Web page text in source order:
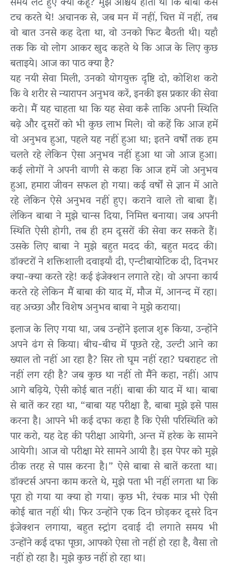
टच करते थे! अचानक से, जब मन में नहीं, चित्त में नहीं, तब
वो बात उनसे कह देता था, वो उनको फिट बैठती थी। यहाँ
तक कि वो लोग आकर खुद कहते थे कि आज के लिए कुछ
बताइये। आज का पाठ क्या है?
यह नयी सेवा मिली, उनको योगयुक्त दृष्टि दो, कोशिश करो
कि वे शरीर से न्यारापन अनुभव करें, इनकी इस प्रकार की सेवा
करो। मैं यह चाहता था कि यह सेवा करूँ ताकि अपनी स्थिति
बढ़े और दूसरों को भी कुछ लाभ मिले। वो कहें कि आज हमें
वो अनुभव हुआ, पहले यह नहीं हुआ था; इतने वर्षों तक हम
चलते रहे लेकिन ऐसा अनुभव नहीं हुआ था जो आज हुआ।
कई लोगों ने अपनी वाणी से कहा कि आज हमें जो अनुभव
हुआ, हमारा जीवन सफल हो गया। कई वर्षों से ज्ञान में आते
रहे लेकिन ऐसे अनुभव नहीं हुए। कराने वाले तो बाबा हैं।
लेकिन बाबा ने मुझे चान्स दिया, निमित्त बनाया। जब अपनी
स्थिति ऐसी होगी, तब ही हम दूसरों की सेवा कर सकते हैं।
उसके लिए बाबा ने मुझे बहुत मदद की, बहुत मदद की।
डॉक्टरों ने शक्तिशाली दवाइयाँ दी, एन्टीबायोटिक दी, दिनभर
क्या-क्या करते रहे! कई इंजेक्शन लगाते रहे। वो अपना कार्य
करते रहे लेकिन मैं बाबा की याद में, मौज में, आनन्द में रहा।
वह अच्छा और विशेष अनुभव बाबा ने मुझे कराया।
इलाज के लिए गया था, जब उन्होंने इलाज शुरू किया, उन्होंने
अपने ढंग से किया। बीच-बीच में पूछते रहे, उल्टी आने का
ख्याल तो नहीं आ रहा है? सिर तो घूम नहीं रहा? घबराहट तो
नहीं लग रही है? जब कुछ था नहीं तो मैंने कहा, नहीं। आप
आगे बढ़िये, ऐसी कोई बात नहीं। बाबा की याद में था। बाबा
से बातें कर रहा था, “बाबा यह परीक्षा है, बाबा मुझे इसे पास
करना है। आपने भी कई दफा कहा है कि ऐसी परिस्थिति को
पार करो, यह देह की परीक्षा आयेगी, अन्त में हरेक के सामने
आयेगी। आज वो परीक्षा मेरे सामने आयी है। इस पेपर को मुझे
ठीक तरह से पास करना है।” ऐसे बाबा से बातें करता था।
डॉक्टर्स अपना काम करते थे, मुझे पता भी नहीं लगता था कि
पूरा हो गया या क्या हो गया। कुछ भी, रंचक मात्र भी ऐसी
कोई बात नहीं थी। फिर उन्होंने एक दिन छोड़कर दूसरे दिन
इंजेक्शन लगाया, बहुत स्ट्रांग दवाई दी लगाते समय भी
उन्होंने कई दफा पूछा, आपको ऐसा तो नहीं हो रहा है, वैसा तो
नहीं हो रहा है। मुझे कुछ नहीं हो रहा था।